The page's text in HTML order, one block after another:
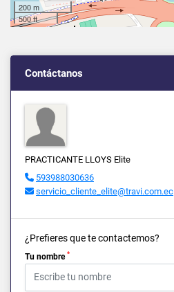
200 m
500 ft
Contáctanos
PRACTICANTE LLOYS Elite
593988030636
servicio_cliente_elite@travi.com.ec
¿Prefieres que te contactemos?
Tu nombre *